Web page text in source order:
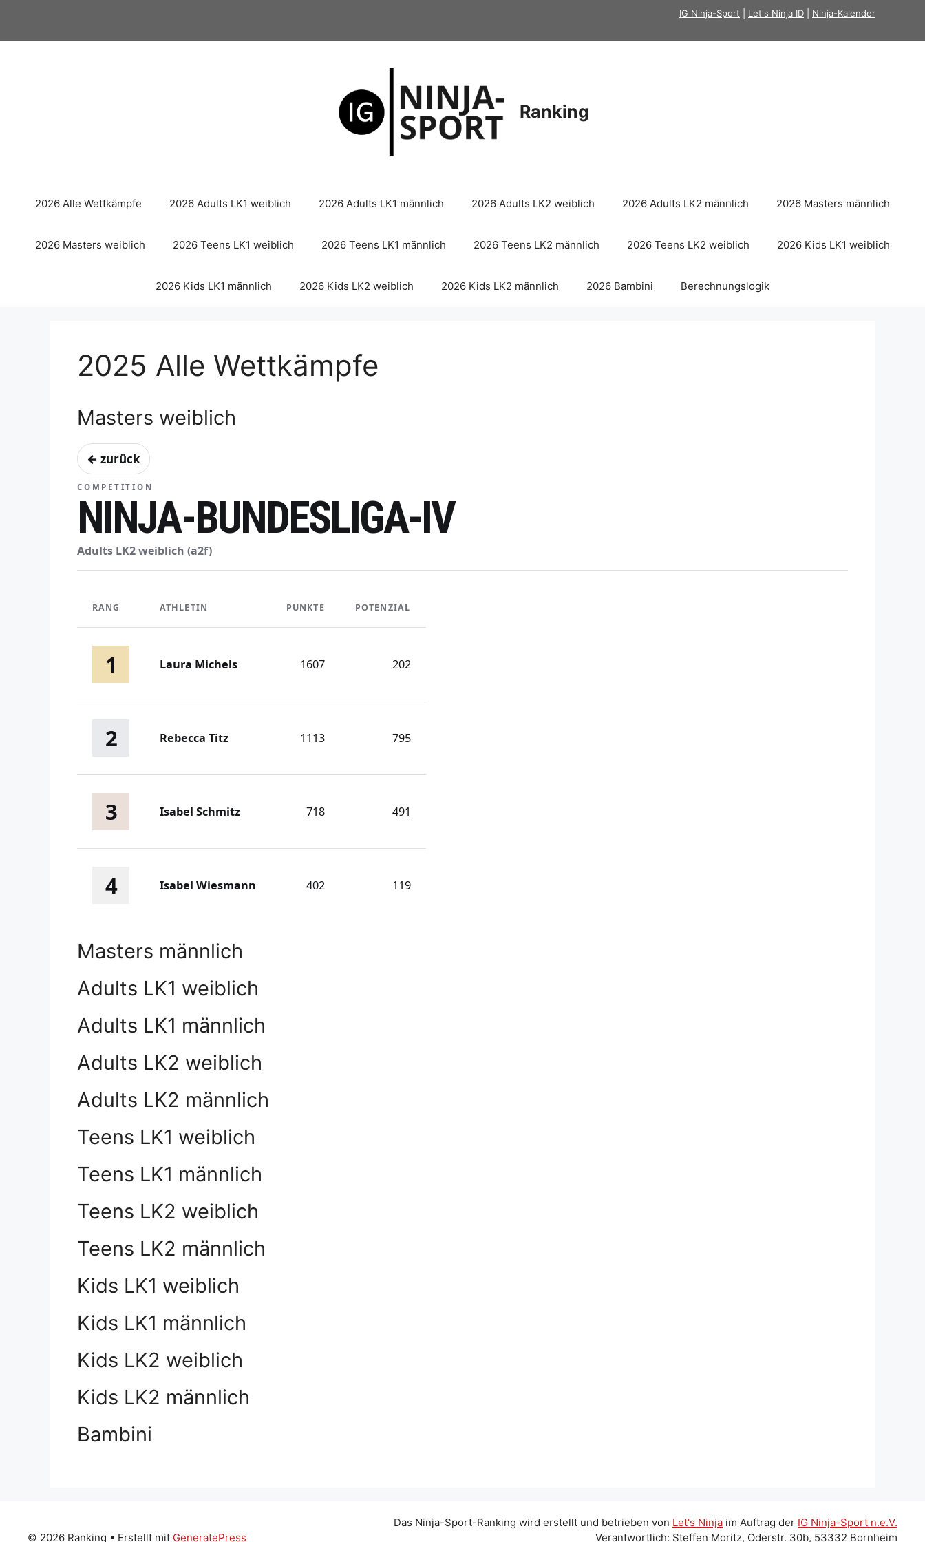
springen
IG Ninja-Sport Let's Ninja ID Ninja-Kalender
Ranking
2026 Alle Wettkämpfe 2026 Adults LK1 weiblich 2026 Adults LK1 männlich 2026 Adults LK2 weiblich 2026 Adults LK2 männlich 2026 Masters männlich
2026 Masters weiblich 2026 Teens LK1 weiblich 2026 Teens LK1 männlich 2026 Teens LK2 männlich 2026 Teens LK2 weiblich 2026 Kids LK1 weiblich
2026 Kids LK1 männlich 2026 Kids LK2 weiblich 2026 Kids LK2 männlich 2026 Bambini Berechnungslogik
2025 Alle Wettkämpfe
Masters weiblich
← zurück
COMPETITION
NINJA-BUNDESLIGA-IV
Adults LK2 weiblich (a2f)
RANG ATHLETIN PUNKTE POTENZIAL
1 Laura Michels 1607 202
2 Rebecca Titz 1113 795
3 Isabel Schmitz 718 491
4 Isabel Wiesmann 402 119
Masters männlich
Adults LK1 weiblich
Adults LK1 männlich
Adults LK2 weiblich
Adults LK2 männlich
Teens LK1 weiblich
Teens LK1 männlich
Teens LK2 weiblich
Teens LK2 männlich
Kids LK1 weiblich
Kids LK1 männlich
Kids LK2 weiblich
Kids LK2 männlich
Bambini
Das Ninja-Sport-Ranking wird erstellt und betrieben von Let's Ninja im Auftrag der IG Ninja-Sport n.e.V.
Verantwortlich: Steffen Moritz, Oderstr. 30b, 53332 Bornheim
© 2026 Ranking • Erstellt mit GeneratePress